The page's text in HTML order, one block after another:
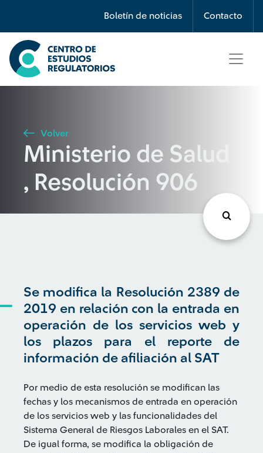
Boletín de noticias Contacto
Búsqueda
Seleccione país
Buscar
Volver
Ministerio de Salud
, Resolución 906
Se modifica la Resolución 2389 de
2019 en relación con la entrada en
operación de los servicios web y
los plazos para el reporte de
información de afiliación al SAT
Por medio de esta resolución se modifican las
fechas y los mecanismos de entrada en operación
de los servicios web y las funcionalidades del
Sistema General de Riesgos Laborales en el SAT.
De igual forma, se modifica la obligación de